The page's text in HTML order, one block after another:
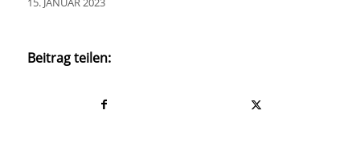
Beitrag teilen: